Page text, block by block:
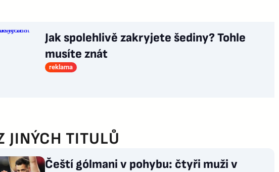
Jak spolehlivě zakryjete šediny? Tohle
musíte znát
reklama
JINÝCH TITULŮ
Čeští gólmani v pohybu: čtyři muži v